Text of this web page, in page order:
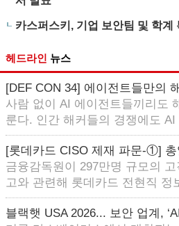
카스퍼스키, 기업 보안팀 및 학계
헤드라인 뉴스
[DEF CON 34] 에이전트들만의
사람 없이 AI 에이전트들끼리도
룬다. 인간 해커들의 경쟁에도 AI
[롯데카드 CISO 제재 파문-①]
금융감독원이 297만명 규모의
고와 관련해 롯데카드 전현직 정
블랙햇 USA 2026... 보안 업계,